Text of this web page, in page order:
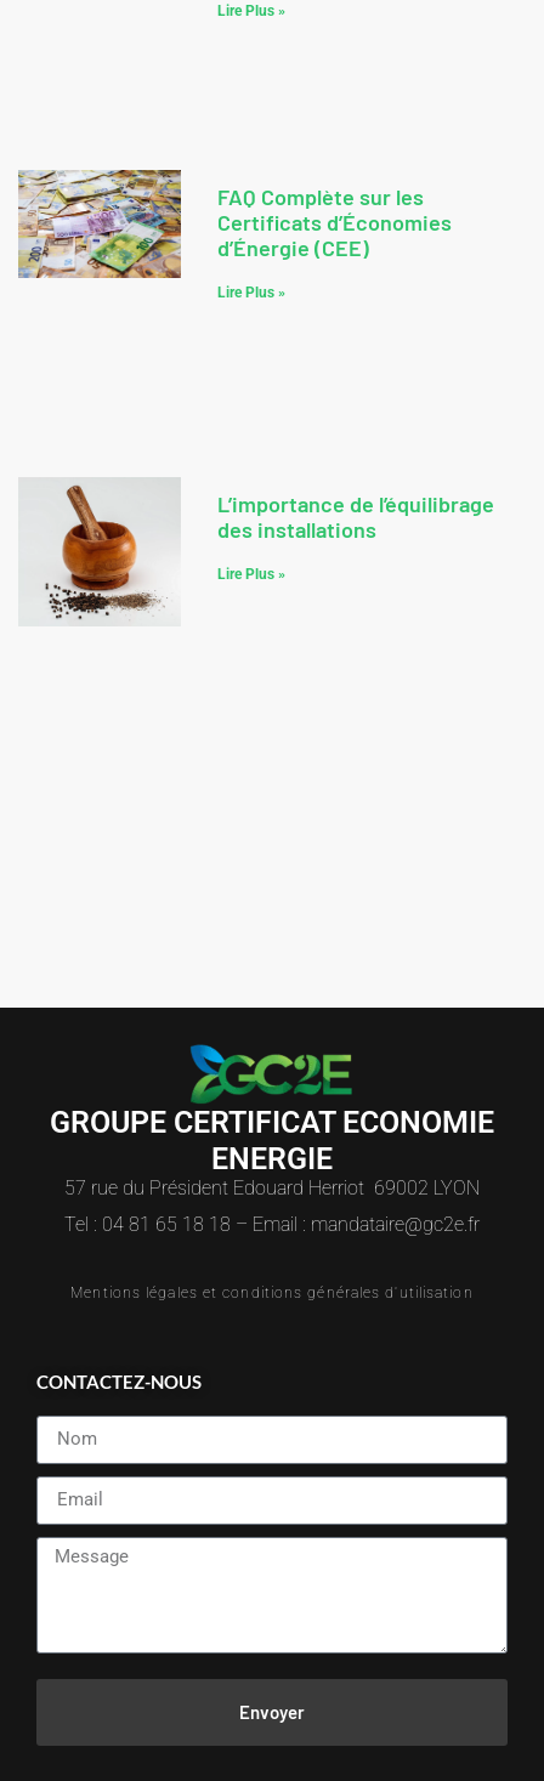
Lire Plus »
FAQ Complète sur les
Certificats d’Économies
d’Énergie (CEE)
Lire Plus »
L’importance de l’équilibrage
des installations
Lire Plus »
GROUPE CERTIFICAT ECONOMIE
ENERGIE
57 rue du Président Edouard Herriot 69002 LYON
Tel : 04 81 65 18 18 – Email : mandataire@gc2e.fr
Mentions légales et conditions générales d'utilisation
CONTACTEZ-NOUS
Envoyer